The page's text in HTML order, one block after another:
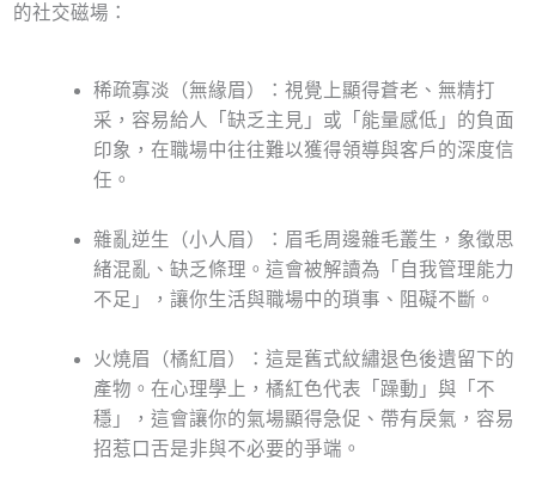
的社交磁場：
稀疏寡淡（無緣眉）：視覺上顯得蒼老、無精打
采，容易給人「缺乏主見」或「能量感低」的負面
印象，在職場中往往難以獲得領導與客戶的深度信
任。
雜亂逆生（小人眉）：眉毛周邊雜毛叢生，象徵思
緒混亂、缺乏條理。這會被解讀為「自我管理能力
不足」，讓你生活與職場中的瑣事、阻礙不斷。
火燒眉（橘紅眉）：這是舊式紋繡退色後遺留下的
產物。在心理學上，橘紅色代表「躁動」與「不
穩」，這會讓你的氣場顯得急促、帶有戾氣，容易
招惹口舌是非與不必要的爭端。